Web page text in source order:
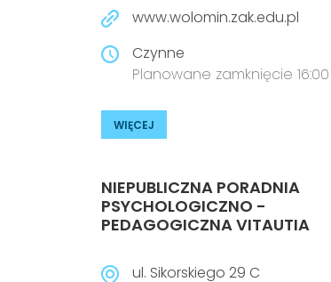
www.wolomin.zak.edu.pl
Czynne
Planowane zamknięcie 16:00
WIĘCEJ
NIEPUBLICZNA PORADNIA
PSYCHOLOGICZNO -
PEDAGOGICZNA VITAUTIA
ul. Sikorskiego 29 C